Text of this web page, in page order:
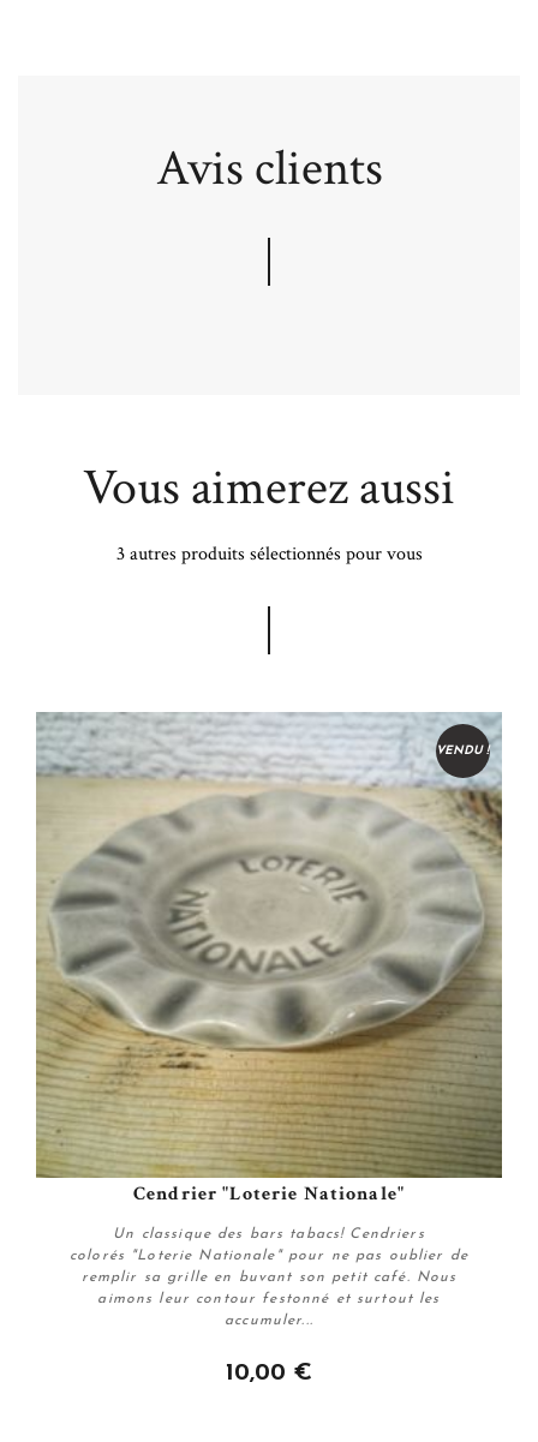
Avis clients
Vous aimerez aussi
3 autres produits sélectionnés pour vous
VENDU !
Cendrier "Loterie Nationale"
Un classique des bars tabacs! Cendriers
colorés "Loterie Nationale" pour ne pas oublier de
remplir sa grille en buvant son petit café. Nous
aimons leur contour festonné et surtout les
accumuler...
10,00 €